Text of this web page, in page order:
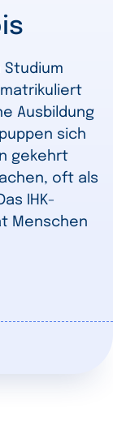
Studium
Ausbildung
sich
gekehrt
oft als
IHK-
Menschen